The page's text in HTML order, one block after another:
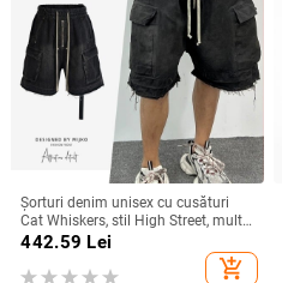
Șorturi denim unisex cu cusături
Cat Whiskers, stil High Street, multe
buzunare, denim din bumbac,
442.59 Lei
add_shopping_cart